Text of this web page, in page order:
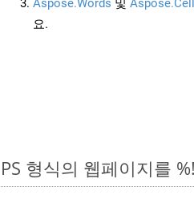
요.
PS 형식의 웹페이지를